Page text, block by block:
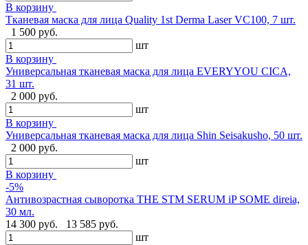
В корзину
Тканевая маска для лица Quality 1st Derma Laser VC100, 7 шт.
1 500 руб.
шт
В корзину
Универсальная тканевая маска для лица EVERYYOU CICA,
31 шт.
2 000 руб.
шт
В корзину
Универсальная тканевая маска для лица Shin Seisakusho, 50 шт.
2 000 руб.
шт
В корзину
-5%
Антивозрастная сыворотка THE STM SERUM iP SOME direia,
30 мл.
14 300 руб.
13 585 руб.
шт